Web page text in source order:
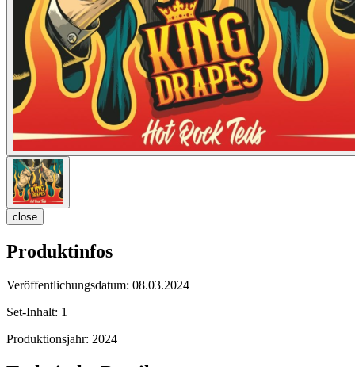
close
Produktinfos
Veröffentlichungsdatum: 08.03.2024
Set-Inhalt: 1
Produktionsjahr: 2024